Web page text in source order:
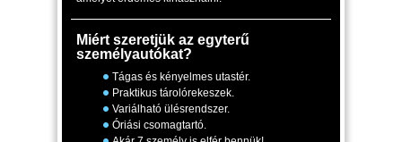
Miért szeretjük az egyterű
személyautókat?
Tágas és kényelmes utastér.
Praktikus tárolórekeszek.
Variálható ülésrendszer.
Óriási csomagtartó.